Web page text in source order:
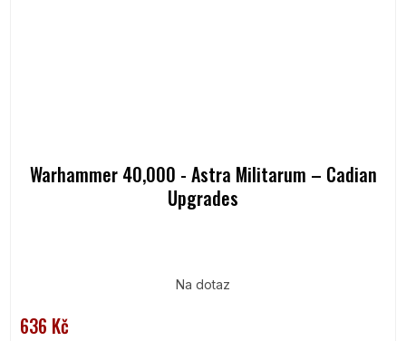
Warhammer 40,000 - Astra Militarum – Cadian
Upgrades
Na dotaz
636 Kč